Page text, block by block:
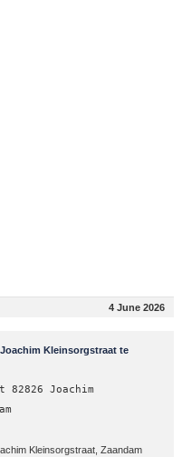
4 June 2026
Kleinsorgstraat te
Joachim
Kleinsorgstraat, Zaandam